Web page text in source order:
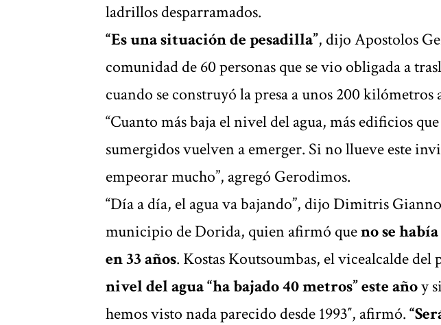
ladrillos desparramados.
“Es una situación de pesadilla”, dijo Apostolos
comunidad de 60 personas que se vio obligada a
cuando se construyó la presa a unos 200 kilómetros
“Cuanto más baja el nivel del agua, más edificios
sumergidos vuelven a emerger. Si no llueve este
empeorar mucho”, agregó Gerodimos.
“Día a día, el agua va bajando”, dijo Dimitris
municipio de Dorida, quien afirmó queno se
en 33 años. Kostas Koutsoumbas, el vicealcalde del
nivel del agua “ha bajado 40 metros” este añoy
hemos visto nada parecido desde 1993″, afirmó.